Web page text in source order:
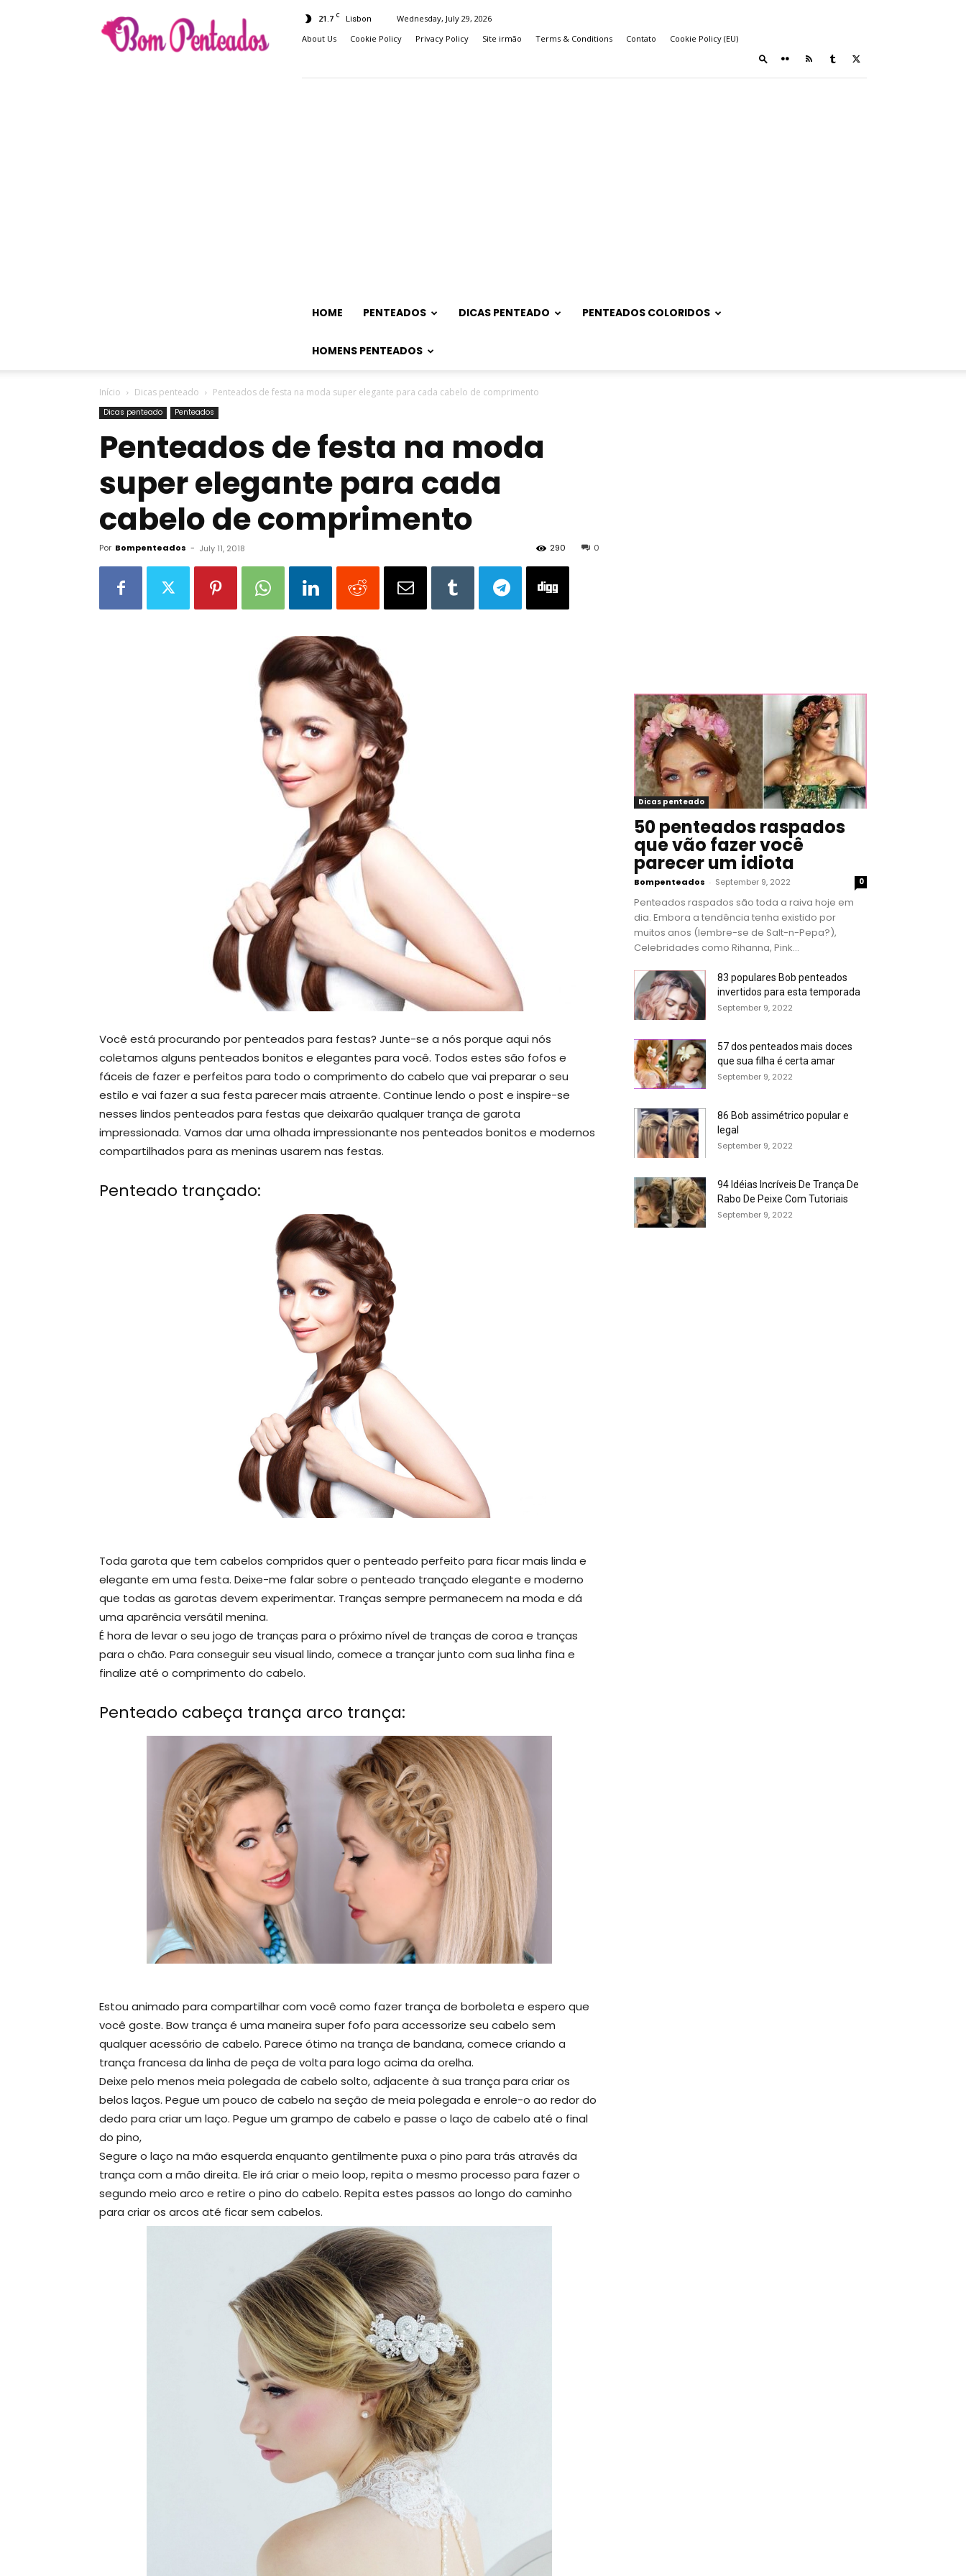
Penteados
21.7 C Lisbon
Wednesday, July 29, 2026
About Us
Cookie Policy Privacy Policy Site irmão Terms & Conditions Contato Cookie Policy (EU)
HOME PENTEADOS DICAS PENTEADO PENTEADOS COLORIDOS
HOMENS PENTEADOS
Início Dicas penteado Penteados de festa na moda super elegante para cada cabelo de comprimento
Dicas penteado Penteados
Penteados de festa na moda
super elegante para cada
cabelo de comprimento
Por Bompenteados - July 11, 2018 0
290
Você está procurando por penteados para festas? Junte-se a nós porque aqui nós
coletamos alguns penteados bonitos e elegantes para você. Todos estes são fofos e
fáceis de fazer e perfeitos para todo o comprimento do cabelo que vai preparar o seu
estilo e vai fazer a sua festa parecer mais atraente. Continue lendo o post e inspire-se
nesses lindos penteados para festas que deixarão qualquer trança de garota
impressionada. Vamos dar uma olhada impressionante nos penteados bonitos e modernos
compartilhados para as meninas usarem nas festas.
Penteado trançado:
Toda garota que tem cabelos compridos quer o penteado perfeito para ficar mais linda e
elegante em uma festa. Deixe-me falar sobre o penteado trançado elegante e moderno
que todas as garotas devem experimentar. Tranças sempre permanecem na moda e dá
uma aparência versátil menina.
É hora de levar o seu jogo de tranças para o próximo nível de tranças de coroa e tranças
para o chão. Para conseguir seu visual lindo, comece a trançar junto com sua linha fina e
finalize até o comprimento do cabelo.
Penteado cabeça trança arco trança:
Estou animado para compartilhar com você como fazer trança de borboleta e espero que
você goste. Bow trança é uma maneira super fofo para accessorize seu cabelo sem
qualquer acessório de cabelo. Parece ótimo na trança de bandana, comece criando a
trança francesa da linha de peça de volta para logo acima da orelha.
Deixe pelo menos meia polegada de cabelo solto, adjacente à sua trança para criar os
belos laços. Pegue um pouco de cabelo na seção de meia polegada e enrole-o ao redor do
dedo para criar um laço. Pegue um grampo de cabelo e passe o laço de cabelo até o final
do pino,
Segure o laço na mão esquerda enquanto gentilmente puxa o pino para trás através da
trança com a mão direita. Ele irá criar o meio loop, repita o mesmo processo para fazer o
segundo meio arco e retire o pino do cabelo. Repita estes passos ao longo do caminho
para criar os arcos até ficar sem cabelos.
Dicas penteado
50 penteados raspados
que vão fazer você
parecer um idiota
Bompenteados - September 9, 2022 0
Penteados raspados são toda a raiva hoje em
dia. Embora a tendência tenha existido por
muitos anos (lembre-se de Salt-n-Pepa?),
Celebridades como Rihanna, Pink...
83 populares Bob penteados
invertidos para esta temporada
September 9, 2022
57 dos penteados mais doces
que sua filha é certa amar
September 9, 2022
86 Bob assimétrico popular e
legal
September 9, 2022
94 Idéias Incríveis De Trança De
Rabo De Peixe Com Tutoriais
September 9, 2022